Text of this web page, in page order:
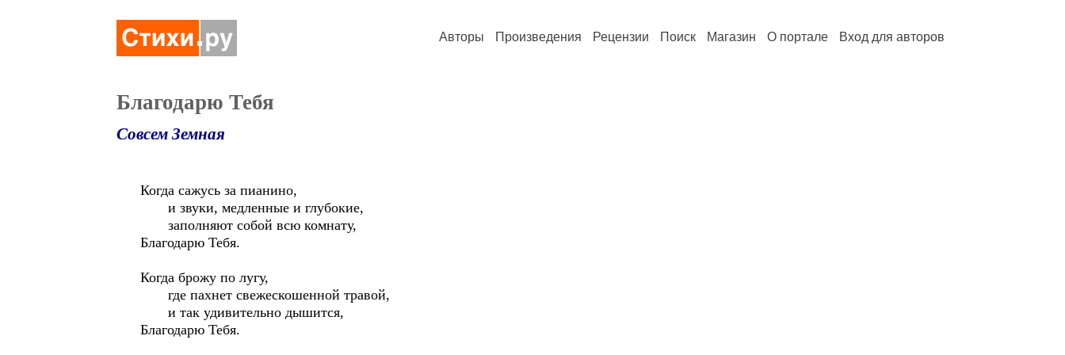
Авторы Произведения Рецензии Поиск Магазин О портале Вход для авторов
Благодарю Тебя
Совсем Земная
Когда сажусь за пианино,
и звуки, медленные и глубокие,
заполняют собой всю комнату,
Благодарю Тебя.
Когда брожу по лугу,
где пахнет свежескошенной травой,
и так удивительно дышится,
Благодарю Тебя.